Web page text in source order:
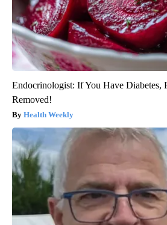
Endocrinologist: If You Have Diabetes,
Removed!
Health Weekly